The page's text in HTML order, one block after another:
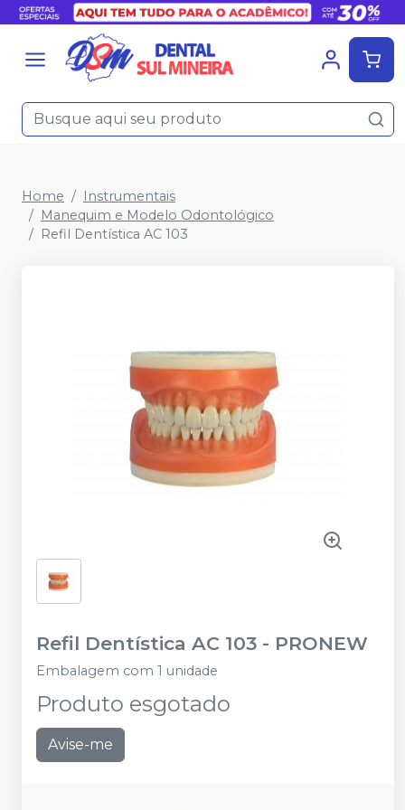
Home
Instrumentais
Manequim e Modelo Odontológico
Refil Dentística AC 103
Refil Dentística AC 103 - PRONEW
Embalagem com 1 unidade
Produto esgotado
Avise-me